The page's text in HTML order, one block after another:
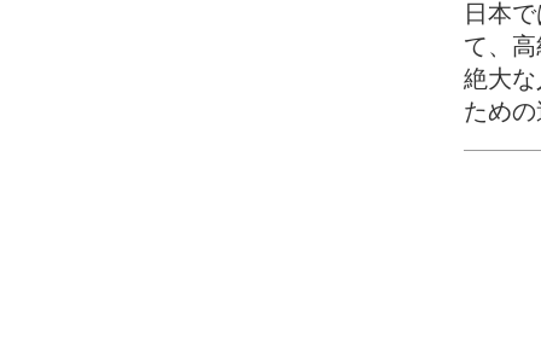
日本
て、
絶大
ため